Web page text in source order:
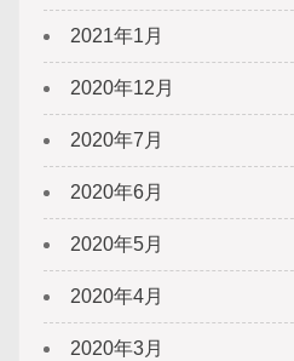
2021年1月
2020年12月
2020年7月
2020年6月
2020年5月
2020年4月
2020年3月